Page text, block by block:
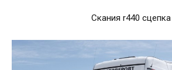
Скания r440 сцепка